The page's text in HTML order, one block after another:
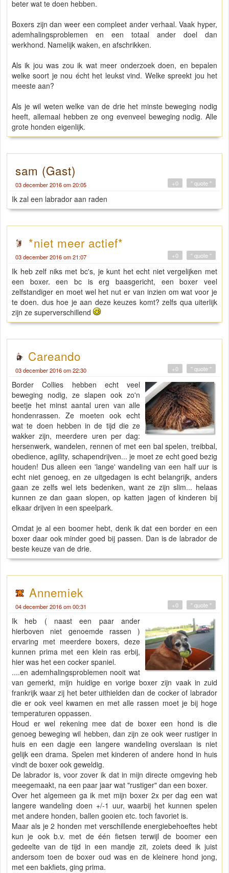
beter wat te doen hebben.
Boxers zijn dan weer een compleet ander verhaal. Vaak hyper,
ademhalingsproblemen en een totaal ander doel dan
werkhond. Namelijk waken, en afschrikken.
Als ik jou was zou ik wat meer onderzoek doen, en bepalen
welke soort je nou écht het leukst vind. Welke spreekt jou het
meeste aan?
Als je wil weten welke van de drie het minste beweging nodig
heeft, allemaal hebben ze ong evenveel beweging nodig. Alle
grote honden eigenlijk.
sam (Gast)
03 december 2016 om 20:05 " quote "
+0
Ik zal een labrador aan raden
*niet meer actief*
03 december 2016 om 21:07 " quote "
+0
Ik heb zelf niks met bc's, je kunt het echt niet vergelijken met
een boxer. een bc is erg baasgericht, een boxer veel
zelfstandiger en moet wel het nut er van inzien om wat voor je
te doen. dus hoe je aan deze keuzes komt? zelfs qua uiterlijk
zijn ze superverschillend
Careando
03 december 2016 om 22:30 " quote "
+0
Border Collies hebben echt veel
beweging nodig, ze slapen ook zo'n
beetje het minst aantal uren van alle
hondenrassen. Ze moeten ook echt
wat te doen hebben in de tijd die ze
wakker zijn, meerdere uren per dag:
hersenwerk, wandelen, rennen of met een bal spelen, treibbal,
obedience, agility, schapendrijven... je moet ze echt goed bezig
houden! Dus alleen een 'lange' wandeling van een half uur is
echt niet genoeg, en ze uitgedagen is echt belangrijk, anders
gaan ze zelfs wel iets bedenken, want ze zijn slim... helaas
kunnen ze dan gaan slopen, op katten jagen of kinderen bij
elkaar drijven in een speelpark.
Omdat je al een boomer hebt, denk ik dat een border en een
boxer daar ook minder goed bij passen. Dan is de labrador de
beste keuze van de drie.
Annemiek
04 december 2016 om 00:31 " quote "
+0
Ik heb ( naast een paar ander
hierboven niet genoemde rassen )
ervaring met meerdere boxers, deze
kunnen prima met een klein ras erbij,
hier was het een cocker spaniel.
....en ademhalingsproblemen nooit wat
van gemerkt, mijn huidige en vorige boxer zijn vaak in zuid
frankrijk waar zij het beter uithielden dan de cocker of labrador
die er ook veel kwamen en met alle rassen moet je bij hoge
temperaturen oppassen.
Houd er wel rekening mee dat de boxer een hond is die
genoeg beweging wil hebben, dan zijn ze ook weer rustiger in
huis en een dagje een langere wandeling overslaan is niet
gelijk een drama. Spelen met kinderen of andere hond in huis
vindt de boxer ook geweldig.
De labrador is, voor zover ik dat in mijn directe omgeving heb
meegemaakt, na een paar jaar wat "rustiger" dan een boxer.
Over het algemeen ga ik met mijn boxer 2x per dag een wat
langere wandeling doen +/-1 uur, waarbij het kunnen spelen
met andere honden, ballen gooien etc. toch favoriet is.
Maar als je 2 honden met verschillende energiebehoeftes hebt
kun je ook b.v. met de één fietsen terwijl de boomer een
gedeelte van de tijd in een mandje zit, zoiets deed ik juist
andersom toen de boxer oud was en de kleinere hond jong,
met een bakfiets, ging prima.